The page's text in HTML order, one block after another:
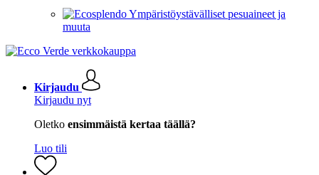
Ympäristöystävälliset pesuaineet ja
muuta
Kirjaudu
Kirjaudu nyt
Oletko ensimmäistä kertaa täällä?
Luo tili